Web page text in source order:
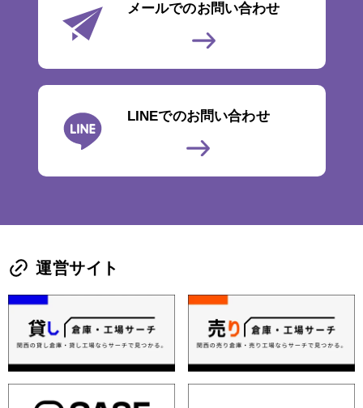
メールでのお問い合わせ
LINEでのお問い合わせ
運営サイト